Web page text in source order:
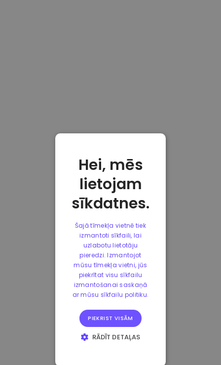
Hei, mēs
lietojam
sīkdatnes.
Šajā tīmekļa vietnē tiek
izmantoti sīkfaili, lai
uzlabotu lietotāju
pieredzi. Izmantojot
mūsu tīmekļa vietni, jūs
piekrītat visu sīkfailu
izmantošanai saskaņā
ar mūsu sīkfailu politiku.
PIEKRIST VISĀM
RĀDĪT DETAĻAS